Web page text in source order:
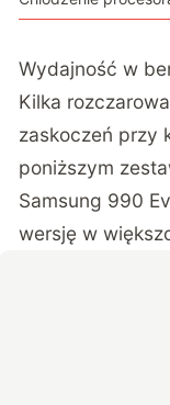
Wydajność w
Kilka
zaskoczeń przy
poniższym
Samsung 990
wersję w